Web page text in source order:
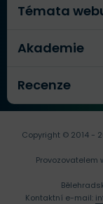
Témata
Akademie
Recenze
Copyright © 2014 -
Provozovatelem
Kontaktní e-mail: